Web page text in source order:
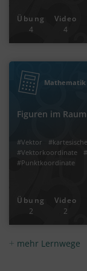
Übung
4
Video
4
Mathematik
Figuren im Raum
#Vektor
#Vektorkoordinate
#Punktkoordinate
Übung
2
Video
2
mehr Lernwege